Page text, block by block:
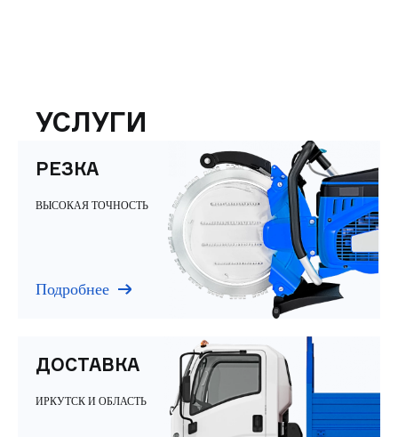
УСЛУГИ
РЕЗКА
ВЫСОКАЯ ТОЧНОСТЬ
Подробнее
ДОСТАВКА
ИРКУТСК И ОБЛАСТЬ